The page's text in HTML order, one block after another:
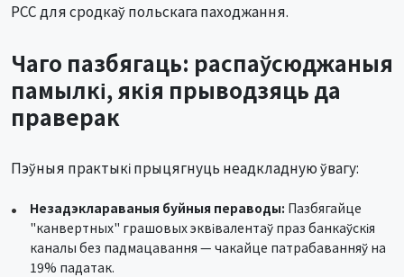
PCC для сродкаў польскага паходжання.
Чаго пазбягаць: распаўсюджаныя
памылкі, якія прыводзяць да
праверак
Пэўныя практыкі прыцягнуць неадкладную ўвагу:
Незадэклараваныя буйныя пераводы: Пазбягайце
"канвертных" грашовых эквівалентаў праз банкаўскія
каналы без падмацавання — чакайце патрабаванняў на
19% падатак.